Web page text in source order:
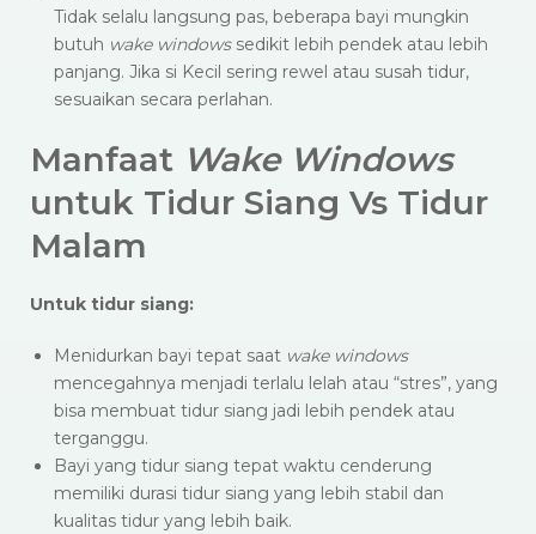
Tidak selalu langsung pas, beberapa bayi mungkin
butuh wake windowssedikit lebih pendek atau lebih
panjang. Jika si Kecil sering rewel atau susah tidur,
sesuaikan secara perlahan.
Manfaat Wake Windows
untuk Tidur Siang Vs Tidur
Malam
Untuk tidur siang:
Menidurkan bayi tepat saat wake windows
mencegahnya menjadi terlalu lelah atau “stres”, yang
bisa membuat tidur siang jadi lebih pendek atau
terganggu.
Bayi yang tidur siang tepat waktu cenderung
memiliki durasi tidur siang yang lebih stabil dan
kualitas tidur yang lebih baik.